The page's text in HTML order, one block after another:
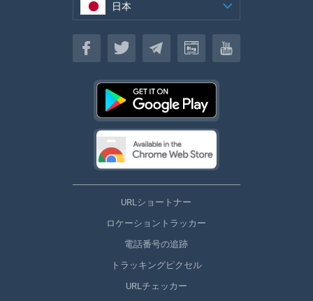
日本
日本
URLショートナー
ロケーショントラッカー
電話番号の追跡
トラッキングピクセル
URLチェッカー